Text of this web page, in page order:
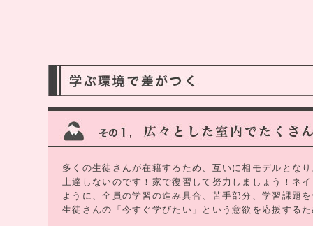
多くの生徒さんが在籍するため、互いに相モデルとな
上達しないのです！家で復習して努力しましょう！ネ
ように、全員の学習の進み具合、苦手部分、学習課題
生徒さんの「今すぐ学びたい」という意欲を応援する